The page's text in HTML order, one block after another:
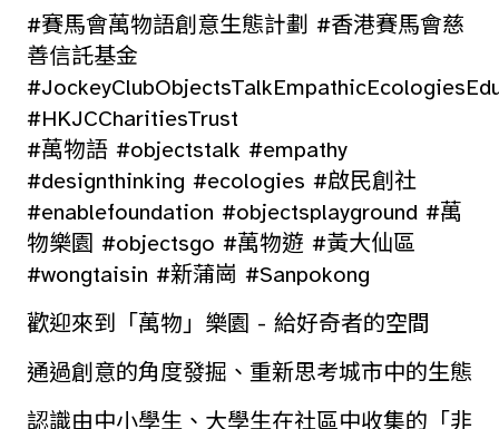
#賽馬會萬物語創意生態計劃 #香港賽馬會慈
善信託基金
#HKJCCharitiesTrust
#萬物語 #objectstalk #empathy
#designthinking #ecologies #啟民創社
#enablefoundation #objectsplayground #萬
物樂園 #objectsgo #萬物遊 #黃大仙區
#wongtaisin #新蒲崗 #Sanpokong
歡迎來到「萬物」樂園 - 給好奇者的空間
通過創意的角度發掘、重新思考城市中的生態
認識由中小學生、大學生在社區中收集的「非